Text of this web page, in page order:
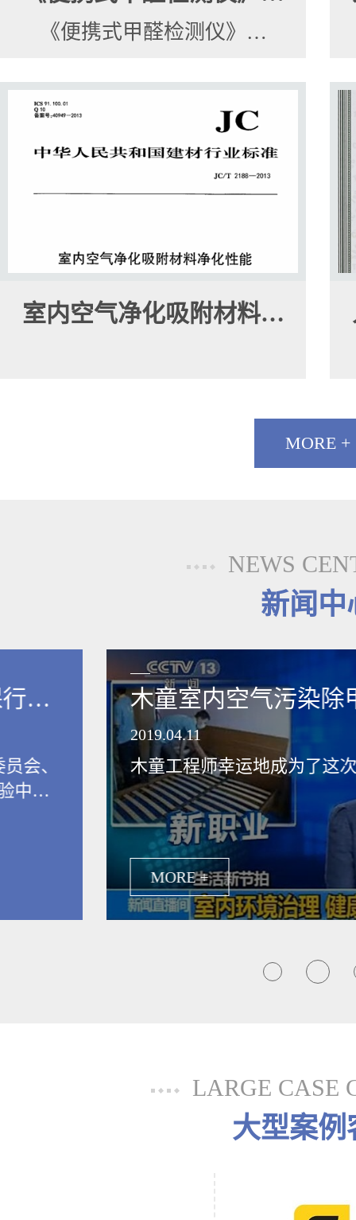
《便携式甲醛检测仪》…
室内空气净化吸附材料…
MORE +
NEWS
新闻中
业
会、
中
木童室内空气污染
领健康新生活
2019.04.11
木童工程师幸运地成为了这
MORE +
LARGE CASE
大型案例